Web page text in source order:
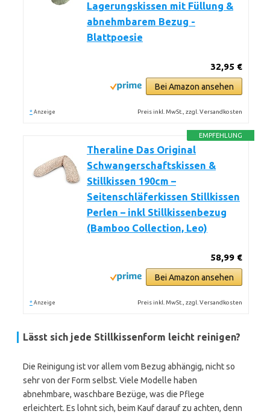
Lagerungskissen mit Füllung &
abnehmbarem Bezug -
Blattpoesie
32,95 €
Bei Amazon ansehen
* Anzeige Preis inkl. MwSt., zzgl. Versandkosten
EMPFEHLUNG
Theraline Das Original
Schwangerschaftskissen &
Stillkissen 190cm –
Seitenschläferkissen Stillkissen
Perlen – inkl Stillkissenbezug
(Bamboo Collection, Leo)
58,99 €
Bei Amazon ansehen
* Anzeige Preis inkl. MwSt., zzgl. Versandkosten
Lässt sich jede Stillkissenform leicht reinigen?
Die Reinigung ist vor allem vom Bezug abhängig, nicht so
sehr von der Form selbst. Viele Modelle haben
abnehmbare, waschbare Bezüge, was die Pflege
erleichtert. Es lohnt sich, beim Kauf darauf zu achten, denn